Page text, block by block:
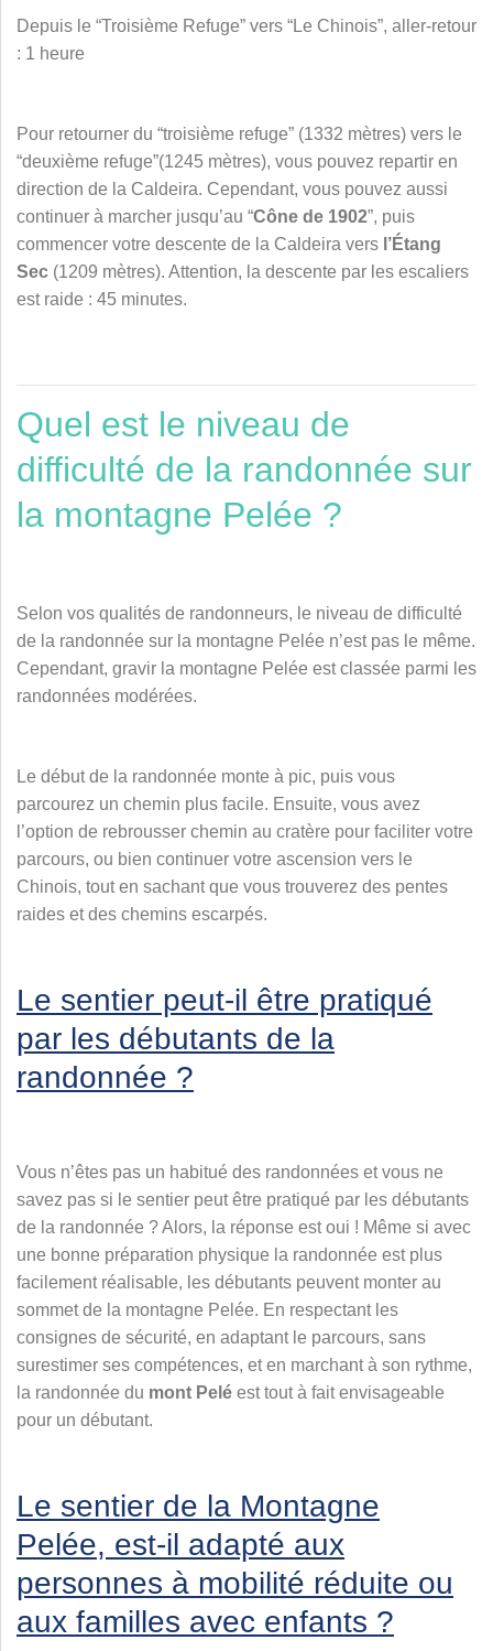
Depuis le “Troisième Refuge” vers “Le Chinois”, aller-retour
: 1 heure
Pour retourner du “troisième refuge” (1332 mètres) vers le
“deuxième refuge”(1245 mètres), vous pouvez repartir en
direction de la Caldeira. Cependant, vous pouvez aussi
continuer à marcher jusqu’au “Cône de 1902”, puis
commencer votre descente de la Caldeira vers l’Étang
Sec (1209 mètres). Attention, la descente par les escaliers
est raide : 45 minutes.
Quel est le niveau de
difficulté de la randonnée sur
la montagne Pelée ?
Selon vos qualités de randonneurs, le niveau de difficulté
de la randonnée sur la montagne Pelée n’est pas le même.
Cependant, gravir la montagne Pelée est classée parmi les
randonnées modérées.
Le début de la randonnée monte à pic, puis vous
parcourez un chemin plus facile. Ensuite, vous avez
l’option de rebrousser chemin au cratère pour faciliter votre
parcours, ou bien continuer votre ascension vers le
Chinois, tout en sachant que vous trouverez des pentes
raides et des chemins escarpés.
Le sentier peut-il être pratiqué
par les débutants de la
randonnée ?
Vous n’êtes pas un habitué des randonnées et vous ne
savez pas si le sentier peut être pratiqué par les débutants
de la randonnée ? Alors, la réponse est oui ! Même si avec
une bonne préparation physique la randonnée est plus
facilement réalisable, les débutants peuvent monter au
sommet de la montagne Pelée. En respectant les
consignes de sécurité, en adaptant le parcours, sans
surestimer ses compétences, et en marchant à son rythme,
la randonnée du mont Pelé est tout à fait envisageable
pour un débutant.
Le sentier de la Montagne
Pelée, est-il adapté aux
personnes à mobilité réduite ou
aux familles avec enfants ?